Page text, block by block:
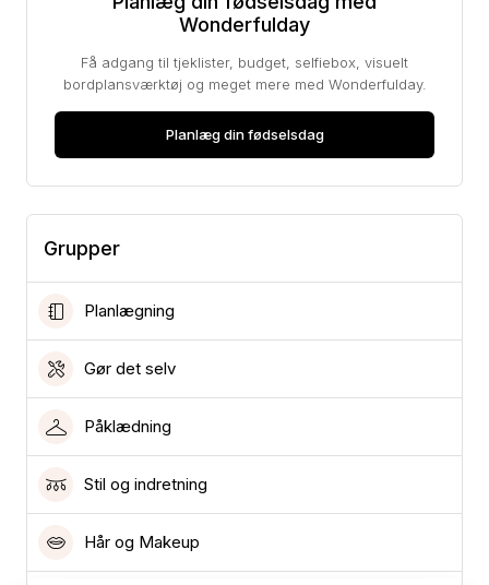
Wonderfulday
Få adgang til tjeklister, budget, selfiebox, visuelt
bordplansværktøj og meget mere med Wonderfulday.
Planlæg din fødselsdag
Grupper
Planlægning
Gør det selv
Påklædning
Stil og indretning
Hår og Makeup